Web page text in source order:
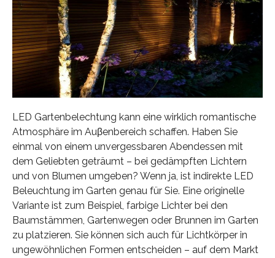
LED Gartenbelechtung kann eine wirklich romantische
Atmosphäre im Auβenbereich schaffen. Haben Sie
einmal von einem unvergessbaren Abendessen mit
dem Geliebten geträumt – bei gedämpften Lichtern
und von Blumen umgeben? Wenn ja, ist indirekte LED
Beleuchtung im Garten genau für Sie. Eine originelle
Variante ist zum Beispiel, farbige Lichter bei den
Baumstämmen, Gartenwegen oder Brunnen im Garten
zu platzieren. Sie können sich auch für Lichtkörper in
ungewöhnlichen Formen entscheiden – auf dem Markt